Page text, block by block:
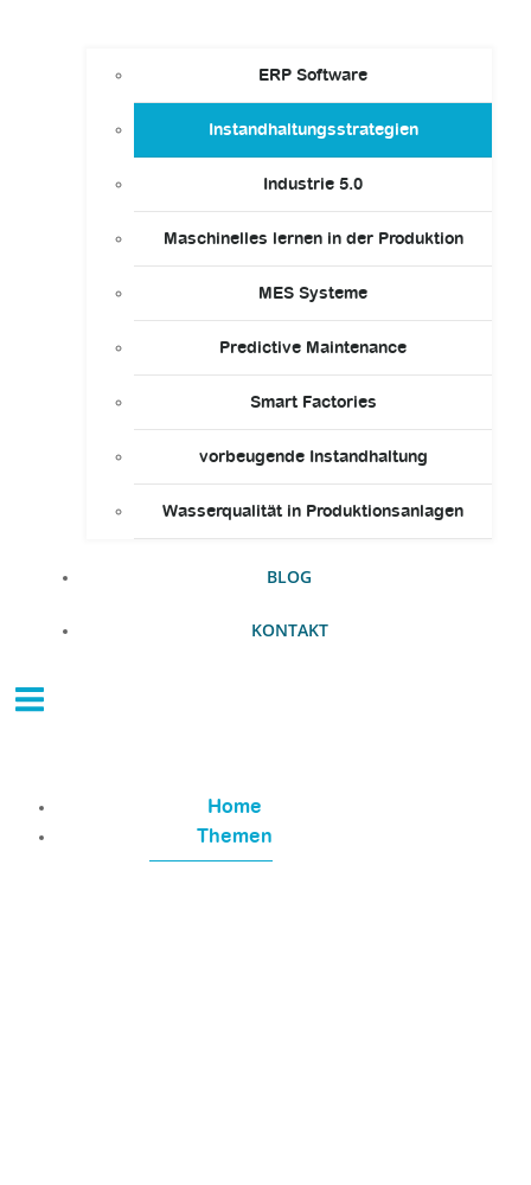
ERP Software
Instandhaltungsstrategien
Industrie 5.0
Maschinelles lernen in der Produktion
MES Systeme
Predictive Maintenance
Smart Factories
vorbeugende Instandhaltung
Wasserqualität in Produktionsanlagen
BLOG
KONTAKT
Home
Themen